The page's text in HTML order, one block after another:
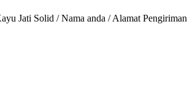
Jati Solid / Nama anda / Alamat Pengiriman